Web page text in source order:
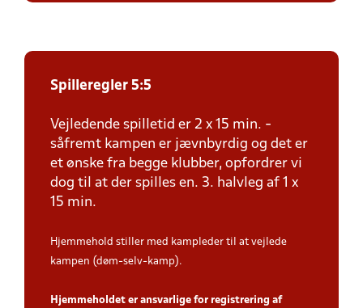
Spilleregler 5:5
Vejledende spilletid er 2 x 15 min. -
såfremt kampen er jævnbyrdig og det er
et ønske fra begge klubber, opfordrer vi
dog til at der spilles en. 3. halvleg af 1 x
15 min.
Hjemmehold stiller med kampleder til at vejlede
kampen (døm-selv-kamp).
Hjemmeholdet er ansvarlige for registrering af